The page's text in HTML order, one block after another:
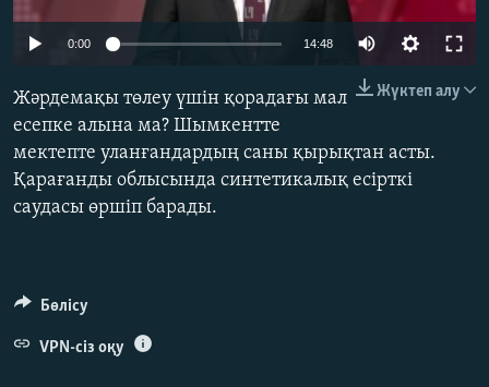
ЖАЗЫЛЫҢЫЗ
Басқа тілдерде
0:00 14:48
Жүктеп алу
Жәрдемақы төлеу үшін қорадағы мал
есепке алына ма? Шымкентте
мектепте уланғандардың саны қырықтан асты.
Қарағанды облысында синтетикалық есірткі
саудасы өршіп барады.
Бөлісу
VPN-сіз оқу